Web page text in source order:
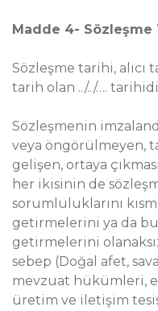
Madde 4-
Sözleşme tarihi, alıcı
tarih olan ../../….
Sözleşmenin
veya öngörülmeyen,
gelişen, ortaya
her ikisinin de
sorumluluklarını
getirmelerini ya da
getirmelerini
sebep (Doğal afet,
mevzuat hükümleri,
üretim ve iletişim